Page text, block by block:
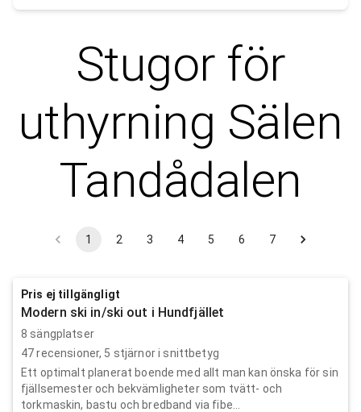
Stugor för
uthyrning Sälen
Tandådalen
1 2 3 4 5 6 7
Pris ej tillgängligt
Modern ski in/ski out i Hundfjället
8 sängplatser
47recensioner, 5 stjärnor i snittbetyg
Ett optimalt planerat boende med allt man kan önska för sin
fjällsemester och bekvämligheter som tvätt- och
torkmaskin, bastu och bredband via fibe...